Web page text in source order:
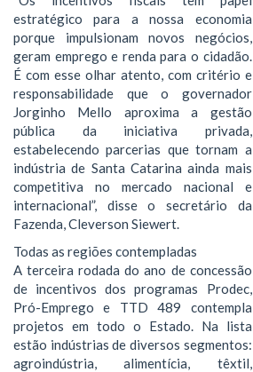
estratégico para a nossa economia
porque impulsionam novos negócios,
geram emprego e renda para o cidadão.
É com esse olhar atento, com critério e
responsabilidade que o governador
Jorginho Mello aproxima a gestão
pública da iniciativa privada,
estabelecendo parcerias que tornam a
indústria de Santa Catarina ainda mais
competitiva no mercado nacional e
internacional”, disse o secretário da
Fazenda, Cleverson Siewert.
Todas as regiões contempladas
A terceira rodada do ano de concessão
de incentivos dos programas Prodec,
Pró-Emprego e TTD 489 contempla
projetos em todo o Estado. Na lista
estão indústrias de diversos segmentos:
agroindústria, alimentícia, têxtil,